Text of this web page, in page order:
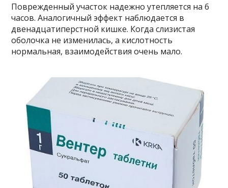
Поврежденный участок надежно утепляется на 6
часов. Аналогичный эффект наблюдается в
двенадцатиперстной кишке. Когда слизистая
оболочка не изменилась, а кислотность
нормальная, взаимодействия очень мало.